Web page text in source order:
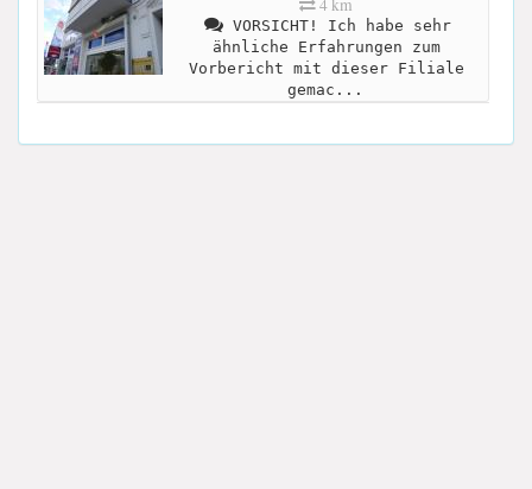
4 km
VORSICHT! Ich habe sehr
ähnliche Erfahrungen zum
Vorbericht mit dieser Filiale
gemac...